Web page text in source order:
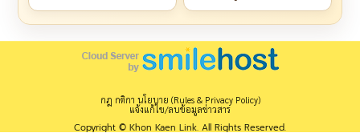
กฎ กติกา นโยบาย (Rules & Privacy Policy)
แจ้งแก้ไข/ลบข้อมูลข่าวสาร
Copyright © Khon Kaen Link. All Rights Reserved.